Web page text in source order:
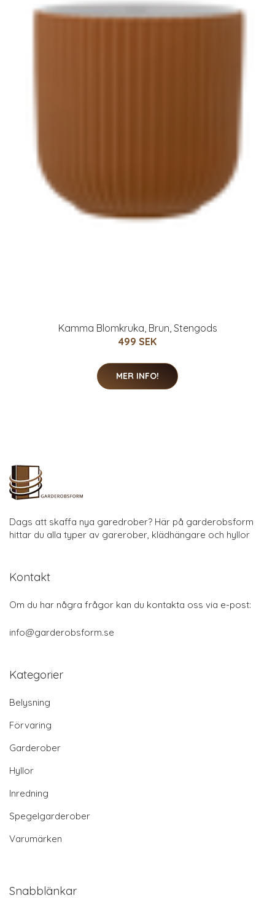
Kamma Blomkruka, Brun, Stengods
499 SEK
MER INFO!
Dags att skaffa nya garedrober? Här på garderobsform
hittar du alla typer av garerober, klädhängare och hyllor
Kontakt
Om du har några frågor kan du kontakta oss via e-post:
info@garderobsform.se
Kategorier
Belysning
Förvaring
Garderober
Hyllor
Inredning
Spegelgarderober
Varumärken
Snabblänkar